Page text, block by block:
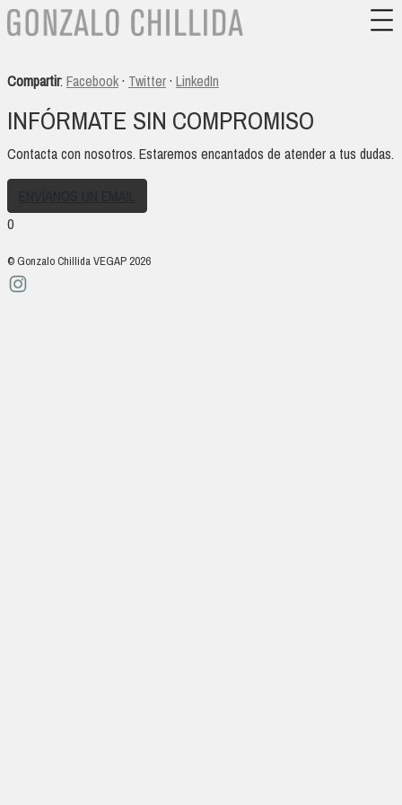
Compartir: Facebook· Twitter· LinkedIn
INFÓRMATE SIN COMPROMISO
Contacta con nosotros. Estaremos encantados de atender a tus dudas.
0
© Gonzalo Chillida VEGAP 2026